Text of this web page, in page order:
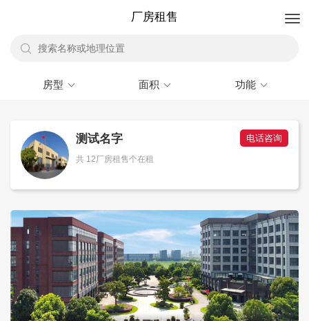
厂房租售
房型 面积 功能
测试名字 电话咨询
共 12厂房租售个在租